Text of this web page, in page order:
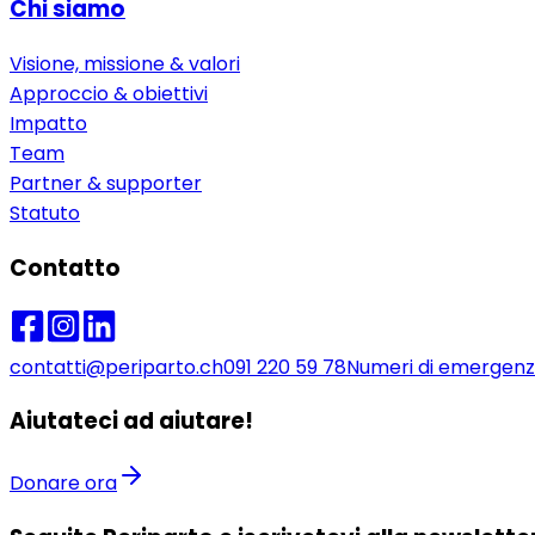
Chi siamo
Visione, missione & valori
Approccio & obiettivi
Impatto
Team
Partner & supporter
Statuto
Contatto
contatti@periparto.ch091 220 59 78Numeri di
Aiutateci ad aiutare!
Donare ora